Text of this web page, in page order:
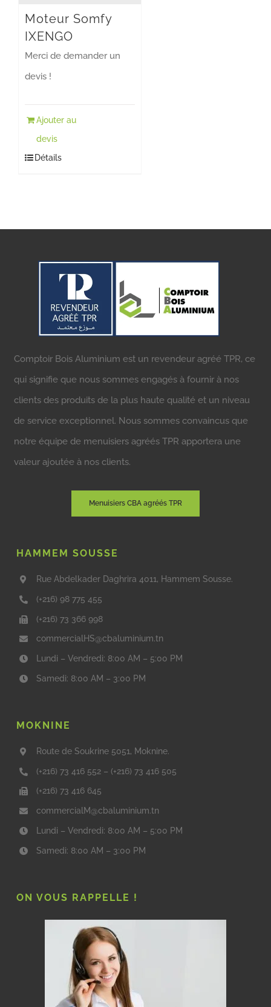
Moteur Somfy
IXENGO
Merci de demander un
devis !
Ajouter au
devis
Détails
Comptoir Bois Aluminium est un revendeur agréé TPR, ce
qui signifie que nous sommes engagés à fournir à nos
clients des produits de la plus haute qualité et un niveau
de service exceptionnel. Nous sommes convaincus que
notre équipe de menuisiers agréés TPR apportera une
valeur ajoutée à nos clients.
Menuisiers CBA agréés TPR
HAMMEM SOUSSE
Rue Abdelkader Daghrira 4011, Hammem Sousse.
(+216) 98 775 455
(+216) 73 366 998
commercialHS@cbaluminium.tn
Lundi – Vendredi: 8:00 AM – 5:00 PM
Samedi: 8:00 AM – 3:00 PM
MOKNINE
Route de Soukrine 5051, Moknine.
(+216) 73 416 552 – (+216) 73 416 505
(+216) 73 416 645
commercialM@cbaluminium.tn
Lundi – Vendredi: 8:00 AM – 5:00 PM
Samedi: 8:00 AM – 3:00 PM
ON VOUS RAPPELLE !